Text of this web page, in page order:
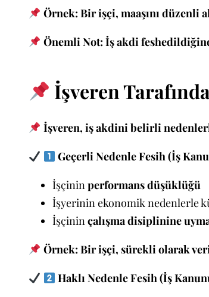
Örnek: Bir işçi, maaşını düzenli
Önemli Not: İş akdi
İşveren
İşveren, iş akdini belirli
Geçerli Nedenle Fesih (İş
İşçininperformans düşüklüğü
İşyerinin ekonomik nedenlerle
İşçininçalışma disiplinine
Örnek: Bir işçi, sürekli olarak
Haklı Nedenle Fesih (İş